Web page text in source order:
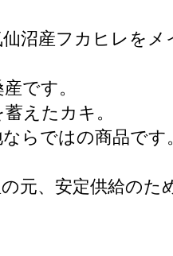
沼産フカヒレを
です。
えたカキ。
らではの商品です
元、安定供給のた